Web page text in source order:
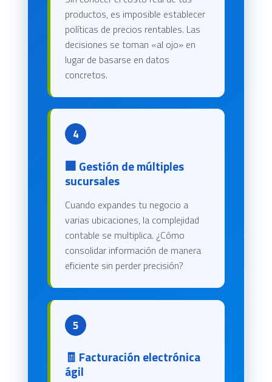
productos, es imposible establecer
políticas de precios rentables. Las
decisiones se toman «al ojo» en
lugar de basarse en datos
concretos.
4
🏢 Gestión de múltiples
sucursales
Cuando expandes tu negocio a
varias ubicaciones, la complejidad
contable se multiplica. ¿Cómo
consolidar información de manera
eficiente sin perder precisión?
5
🧾 Facturación electrónica
ágil